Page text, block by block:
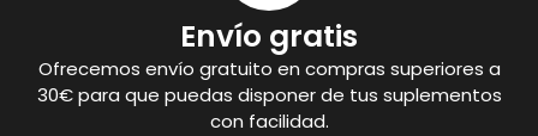
Envío gratis
Ofrecemos envío gratuito en compras superiores a
30€ para que puedas disponer de tus suplementos
con facilidad.